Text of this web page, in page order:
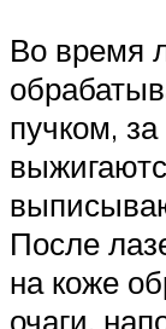
Во время
пучком, за
После
на коже
очаги,